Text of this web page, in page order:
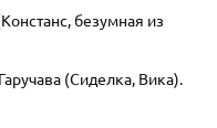
безумная из
(Сиделка, Вика).